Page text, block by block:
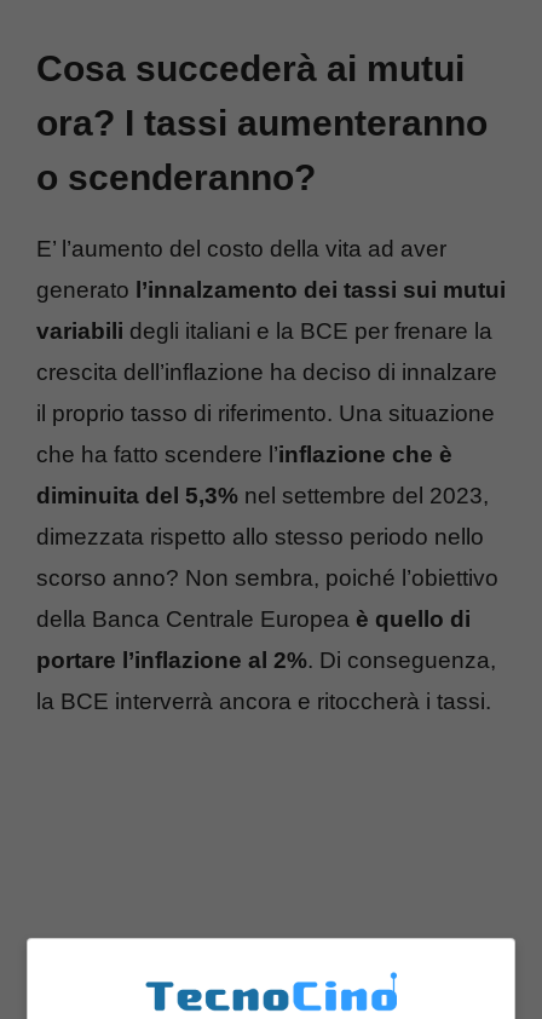
Cosa succederà ai mutui
ora? I tassi aumenteranno
o scenderanno?
E’ l’aumento del costo della vita ad aver
generato l’innalzamento dei tassi sui mutui
variabili degli italiani e la BCE per frenare la
crescita dell’inflazione ha deciso di innalzare
il proprio tasso di riferimento. Una situazione
che ha fatto scendere l’inflazione che è
diminuita del 5,3% nel settembre del 2023,
dimezzata rispetto allo stesso periodo nello
scorso anno? Non sembra, poiché l’obiettivo
della Banca Centrale Europea è quello di
portare l’inflazione al 2%. Di conseguenza,
la BCE interverrà ancora e ritoccherà i tassi.